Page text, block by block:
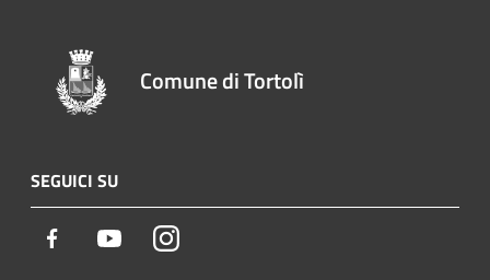
Comune di Tortolì
SEGUICI SU
Facebook YoutubeInstagram